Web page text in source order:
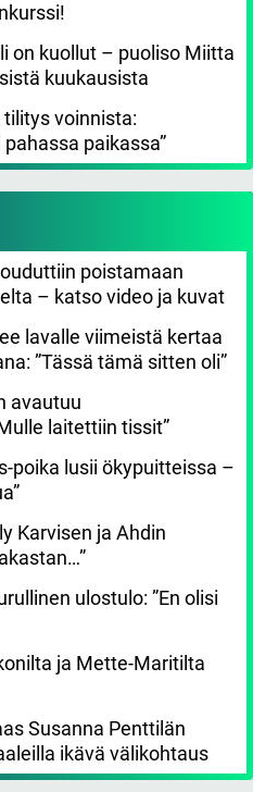
on kuollut – puoliso Miitta
kuukausista
voinnista:
paikassa”
poistamaan
– katso video ja kuvat
lavalle viimeistä kertaa
”Tässä tämä sitten oli”
avautuu
laitettiin tissit”
poika lusii ökypuitteissa –
Karvisen ja Ahdin
ulostulo: ”En olisi
ja Mette-Maritilta
Susanna Penttilän
ikävä välikohtaus